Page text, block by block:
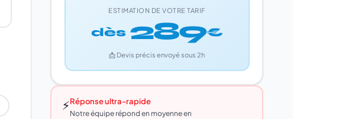
ESTIMATION DE VOTRE TARIF
dès 289€
📩 Devis précis envoyé sous 2h
⚡Réponse ultra-rapide
Notre équipe répond en moyenne en